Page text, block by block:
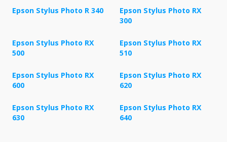
Epson Stylus Photo R 340
Epson Stylus Photo RX
300
Epson Stylus Photo RX
500
Epson Stylus Photo RX
510
Epson Stylus Photo RX
600
Epson Stylus Photo RX
620
Epson Stylus Photo RX
630
Epson Stylus Photo RX
640